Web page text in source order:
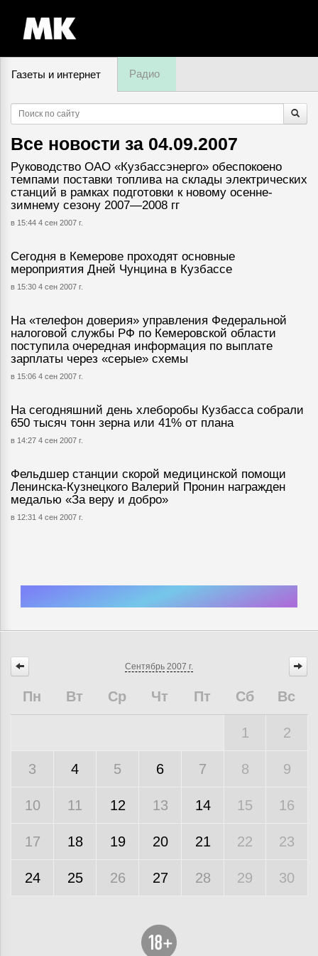
Газеты и интернет Радио
Все новости за 04.09.2007
Руководство ОАО «Кузбассэнерго» обеспокоено
темпами поставки топлива на склады электрических
станций в рамках подготовки к новому осенне-
зимнему сезону 2007—2008 гг
в 15:44 4 сен 2007 г.
Сегодня в Кемерове проходят основные
мероприятия Дней Чунцина в Кузбассе
в 15:30 4 сен 2007 г.
На «телефон доверия» управления Федеральной
налоговой службы РФ по Кемеровской области
поступила очередная информация по выплате
зарплаты через «серые» схемы
в 15:06 4 сен 2007 г.
На сегодняшний день хлеборобы Кузбасса собрали
650 тысяч тонн зерна или 41% от плана
в 14:27 4 сен 2007 г.
Фельдшер станции скорой медицинской помощи
Ленинска-Кузнецкого Валерий Пронин награжден
медалью «За веру и добро»
в 12:31 4 сен 2007 г.
Сентябрь 2007 г.
Пн Вт Ср Чт Пт Сб Вс
1 2
3 4 5 6 7 8 9
10 11 12 13 14 15 16
17 18 19 20 21 22 23
24 25 26 27 28 29 30